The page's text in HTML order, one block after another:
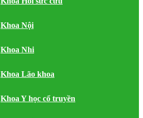
Khoa Nội
Khoa Nhi
Khoa Lão khoa
Khoa Y học cổ truyền